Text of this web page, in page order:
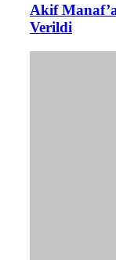
Akif
Verildi